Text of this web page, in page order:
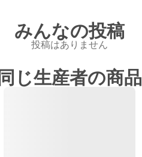
みんなの投稿
投稿はありません
同じ生産者の商品